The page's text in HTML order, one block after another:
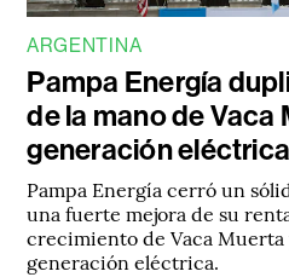
ARGENTINA
Pampa Energía
de la mano de Vaca
generación eléctrica
Pampa Energía cerró un
una fuerte mejora de su
crecimiento de Vaca Muerta
generación eléctrica.